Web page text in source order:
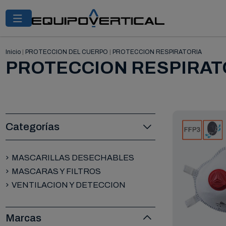
Inicio| PROTECCION DEL CUERPO | PROTECCION RESPIRATORIA
PROTECCION
Categorías
MASCARILLAS DESECHABLES
MASCARAS Y FILTROS
VENTILACION Y DETECCION
Marcas